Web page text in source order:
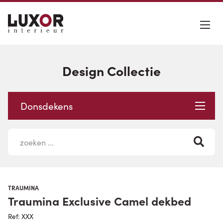
Design Collectie
Donsdekens
TRAUMINA
Traumina Exclusive Camel dekbed
Ref: XXX